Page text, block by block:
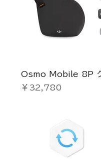
Osmo Mobile 8P ク
価格
￥32,780